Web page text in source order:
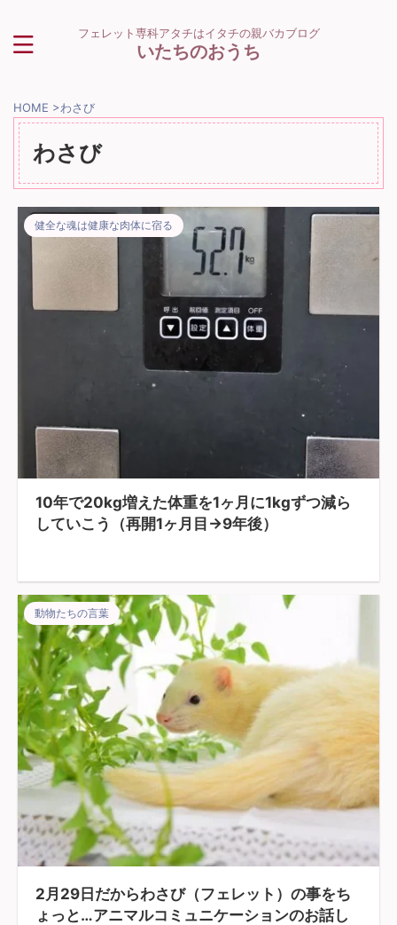
フェレット専科アタチはイタチの親バカブログ
いたちのおうち
HOME >わさび
わさび
健全な魂は健康な肉体に宿る
10年で20kg増えた体重を1ヶ月に1kgずつ減ら
していこう（再開1ヶ月目→9年後）
動物たちの言葉
2月29日だからわさび（フェレット）の事をち
ょっと…アニマルコミュニケーションのお話し